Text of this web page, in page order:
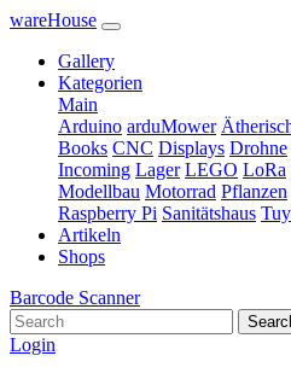
wareHouse
Gallery
Kategorien
Main
Arduino arduMower
Books CNC Displays Drohne
Incoming Lager LEGO LoRa
Modellbau Motorrad Pflanzen
Raspberry Pi Sanitätshaus
Artikeln
Shops
Barcode Scanner
Login